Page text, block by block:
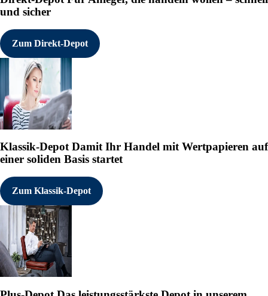
und sicher
Zum Direkt-Depot
Klassik-DepotDamit Ihr Handel mit Wertpapieren auf
einer soliden Basis startet
Zum Klassik-Depot